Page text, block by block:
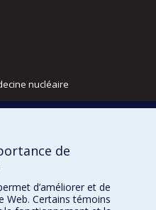
nucléaire
physique
de
d’améliorer et de
Web. Certains témoins